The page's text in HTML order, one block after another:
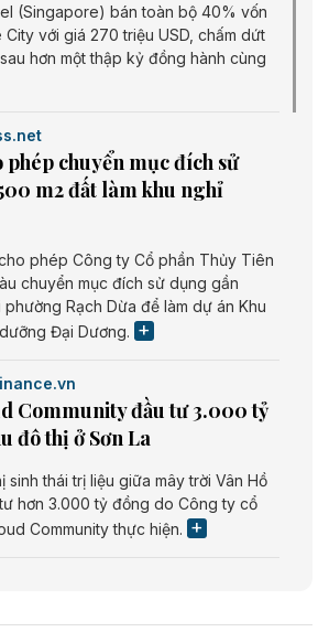
(Singapore) bán toàn bộ 40% vốn
City với giá 270 triệu USD, chấm dứt
hơn một thập kỷ đồng hành cùng
phép chuyển mục đích sử
m2 đất làm khu nghỉ
phép Công ty Cổ phần Thủy Tiên
chuyển mục đích sử dụng gần
Rạch Dừa để làm dự án Khu
Đại Dương.
Community đầu tư 3.000 tỷ
đô thị ở Sơn La
sinh thái trị liệu giữa mây trời Vân Hồ
hơn 3.000 tỷ đồng do Công ty cổ
Community thực hiện.